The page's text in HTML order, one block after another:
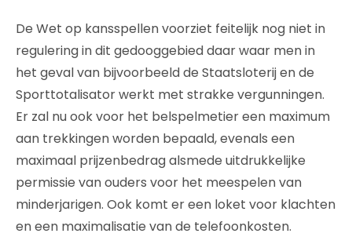
De Wet op kansspellen voorziet feitelijk nog niet in
regulering in dit gedooggebied daar waar men in
het geval van bijvoorbeeld de Staatsloterij en de
Sporttotalisator werkt met strakke vergunningen.
Er zal nu ook voor het belspelmetier een maximum
aan trekkingen worden bepaald, evenals een
maximaal prijzenbedrag alsmede uitdrukkelijke
permissie van ouders voor het meespelen van
minderjarigen. Ook komt er een loket voor klachten
en een maximalisatie van de telefoonkosten.